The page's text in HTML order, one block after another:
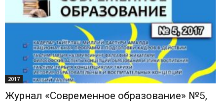
2017
Журнал «Современное образование» №5,